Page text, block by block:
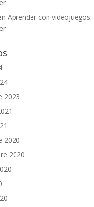
Aprender con
2023
2020
2020